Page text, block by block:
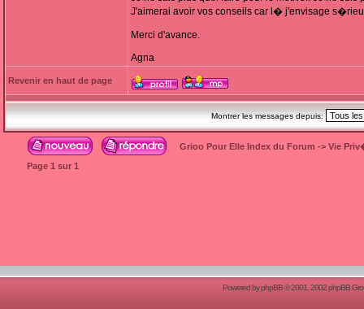
J'aimerai avoir vos conseils car l� j'envisage
Merci d'avance.
Agna
Revenir en haut de page
Montrer les messages depuis:
Grioo Pour Elle Index du Forum -> Vie
Page 1 sur 1
Powered byphpBB© 2001, 2002 phpBB